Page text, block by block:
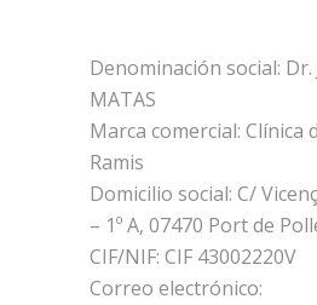
Denominación social: Dr.
MATAS
Marca comercial: Clínica
Ramis
Domicilio social: C/
– 1º A, 07470 Port de
CIF/NIF: CIF 43002220V
Correo electrónico: